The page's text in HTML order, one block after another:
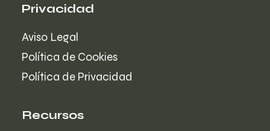
Privacidad
Aviso Legal
Política de Cookies
Política de Privacidad
Recursos